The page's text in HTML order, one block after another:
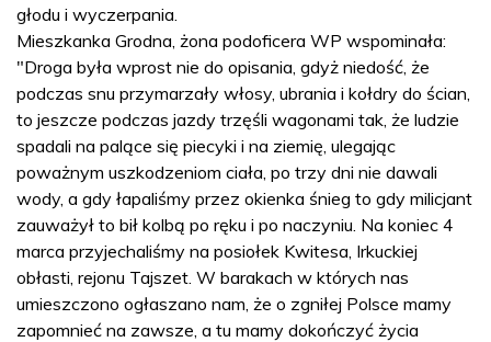
głodu i wyczerpania.
Mieszkanka Grodna, żona podoficera WP wspominała:
"Droga była wprost nie do opisania, gdyż niedość, że
podczas snu przymarzały włosy, ubrania i kołdry do ścian,
to jeszcze podczas jazdy trzęśli wagonami tak, że ludzie
spadali na palące się piecyki i na ziemię, ulegając
poważnym uszkodzeniom ciała, po trzy dni nie dawali
wody, a gdy łapaliśmy przez okienka śnieg to gdy milicjant
zauważył to bił kolbą po ręku i po naczyniu. Na koniec 4
marca przyjechaliśmy na posiołek Kwitesa, Irkuckiej
obłasti, rejonu Tajszet. W barakach w których nas
umieszczono ogłaszano nam, że o zgniłej Polsce mamy
zapomnieć na zawsze, a tu mamy dokończyć życia